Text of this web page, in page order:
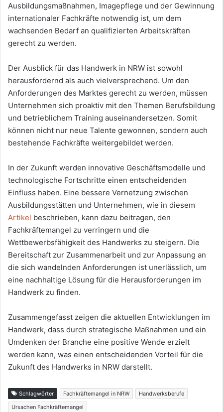
Ausbildungsmaßnahmen, Imagepflege und der Gewinnung
internationaler Fachkräfte notwendig ist, um dem
wachsenden Bedarf an qualifizierten Arbeitskräften
gerecht zu werden.
Der Ausblick für das Handwerk in NRW ist sowohl
herausfordernd als auch vielversprechend. Um den
Anforderungen des Marktes gerecht zu werden, müssen
Unternehmen sich proaktiv mit den Themen Berufsbildung
und betrieblichem Training auseinandersetzen. Somit
können nicht nur neue Talente gewonnen, sondern auch
bestehende Fachkräfte weitergebildet werden.
In der Zukunft werden innovative Geschäftsmodelle und
technologische Fortschritte einen entscheidenden
Einfluss haben. Eine bessere Vernetzung zwischen
Ausbildungsstätten und Unternehmen, wie in diesem
Artikel beschrieben, kann dazu beitragen, den
Fachkräftemangel zu verringern und die
Wettbewerbsfähigkeit des Handwerks zu steigern. Die
Bereitschaft zur Zusammenarbeit und zur Anpassung an
die sich wandelnden Anforderungen ist unerlässlich, um
eine nachhaltige Lösung für die Herausforderungen im
Handwerk zu finden.
Zusammengefasst zeigen die aktuellen Entwicklungen im
Handwerk, dass durch strategische Maßnahmen und ein
Umdenken der Branche eine positive Wende erzielt
werden kann, was einen entscheidenden Vorteil für die
Zukunft des Handwerks in NRW darstellt.
Schlagwörter Fachkräftemangel in NRW
Handwerksberufe
Ursachen Fachkräftemangel